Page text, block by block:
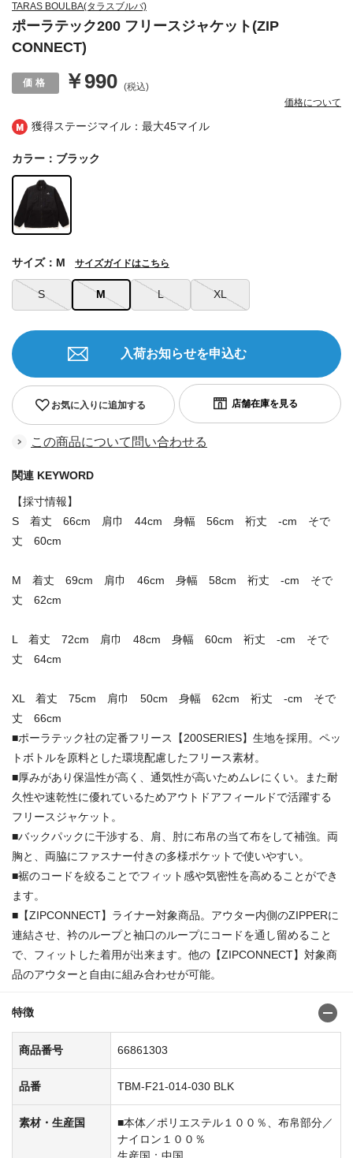
獲得ステージマイル：最大45マイル
TARAS BOULBA(タラスブルバ)
ポーラテック200 フリースジャケット(ZIP
CONNECT)
￥990 (税込)
価格について
カラー：ブラック
S M L XL
サイズ：M サイズガイドはこちら
お気に入りに追加する
入荷お知らせを申込む
この商品について問い合わせる
関連 KEYWORD
【採寸情報】
S 着丈 66cm 肩巾 44cm 身幅 56cm 裄丈 -cm そで
丈 60cm
M 着丈 69cm 肩巾 46cm 身幅 58cm 裄丈 -cm そで
丈 62cm
L 着丈 72cm 肩巾 48cm 身幅 60cm 裄丈 -cm そで
丈 64cm
XL 着丈 75cm 肩巾 50cm 身幅 62cm 裄丈 -cm そで
丈 66cm
■ポーラテック社の定番フリース【200SERIES】生地を採用。ペッ
トボトルを原料とした環境配慮したフリース素材。
■厚みがあり保温性が高く、通気性が高いためムレにくい。また耐
久性や速乾性に優れているためアウトドアフィールドで活躍する
フリースジャケット。
■バックパックに干渉する、肩、肘に布帛の当て布をして補強。両
胸と、両脇にファスナー付きの多様ポケットで使いやすい。
■裾のコードを絞ることでフィット感や気密性を高めることができ
ます。
■【ZIPCONNECT】ライナー対象商品。アウター内側のZIPPERに
連結させ、衿のループと袖口のループにコードを通し留めること
で、フィットした着用が出来ます。他の【ZIPCONNECT】対象商
品のアウターと自由に組み合わせが可能。
特徴
商品番号 66861303
品番 TBM-F21-014-030 BLK
素材・生産国
■本体／ポリエステル１００％、布帛部分／
ナイロン１００％
生産国：中国